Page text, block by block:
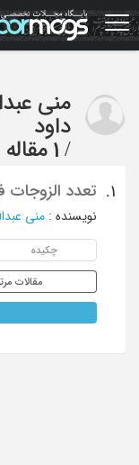
Skip
to
main
منی
داود
/ 1 مقاله
1. تعدد الزوجات
نویسنده : منی
چکیده
مقالات